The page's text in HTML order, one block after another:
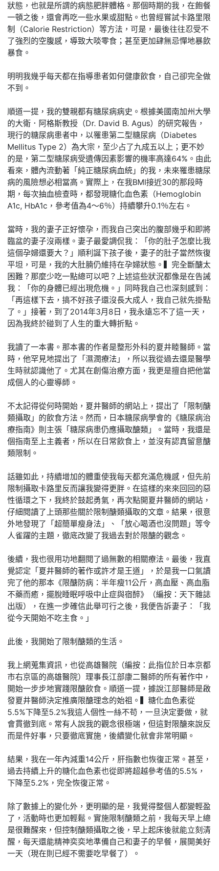
狀態，也就是所謂的病態肥胖體格。那個時期的我，在飽餐
一頓之後，還會再吃一些水果或甜點。也曾經嘗試卡路里限
制（Calorie Restriction）等方法，可是，最後往往忍受不
了強烈的空腹感，導致大啖零食；甚至更加肆無忌憚地暴飲
暴食。
明明我幾乎每天都在指導患者如何健康飲食，自己卻完全做
不到。
順道一提，我的雙親都有糖尿病病史。根據美國南加州大學
的大衛．阿格斯教授（Dr. David B. Agus）的研究報告，
現行的糖尿病患者中，以罹患第二型糖尿病（Diabetes
Mellitus Type 2）為大宗，至少占了九成五以上；更不妙
的是，第二型糖尿病受遺傳因素影響的機率高達64%。由此
看來，體內流動著「純正糖尿病血統」的我，未來罹患糖尿
病的風險想必相當高。實際上，在我BMI接近30的那段時
期，每次抽血檢查時，都發現糖化血色素（Hemoglobin
A1c, HbA1c，參考值為4～6％）持續攀升0.1％左右。
當時，我的妻子正好懷孕，而我自己突出的腹部幾乎和即將
臨盆的妻子沒兩樣。妻子最愛調侃我：「你的肚子怎麼比我
這個孕婦還要大？」順利誕下孩子後，妻子的肚子當然恢復
平坦，可是，我的大肚腩仍維持在孕婦狀態。▍完全斷醣太
困難？那麼少吃一點總可以吧？上述這些狀況都像是在告誡
我：「你的身體已經出現危機。」同時我自己也深刻感到：
「再這樣下去，搞不好孩子還沒長大成人，我自己就先掛點
了。」接著，到了2014年3月8日，我永遠忘不了這一天，
因為我終於碰到了人生的重大轉折點。
我讀了一本書。那本書的作者是整形外科的夏井睦醫師。當
時，他罕見地提出了「濕潤療法」，所以我從過去還是醫學
生時就認識他了。尤其在創傷治療方面，我更是擅自把他當
成個人的心靈導師。
不太記得從何時開始，夏井醫師的網站上，提出了「限制醣
類攝取」的飲食方法。然而，日本糖尿病學會的《糖尿病治
療指南》則主張「糖尿病患仍應攝取醣類」。當時，我還是
個指南至上主義者，所以在日常飲食上，並沒有認真留意醣
類限制。
話雖如此，持續增加的體重使我每天都充滿危機感，但先前
限制攝取卡路里反而讓我變得更胖。在這樣的來來回回的惡
性循環之下，我終於鼓起勇氣，再次點開夏井醫師的網站，
仔細閱讀了上頭那些關於限制醣類攝取的文章。結果，很意
外地發現了「超簡單瘦身法」、「放心喝酒也沒問題」等令
人雀躍的主題，徹底改變了我過去對於限醣的觀念。
後續，我也很用功地翻閱了過無數的相關療法。最後，我直
覺認定「夏井醫師的著作或許才是王道」，於是我一口氣讀
完了他的那本《限醣防病：半年瘦11公斤，高血壓、高血脂
不藥而癒，擺脫睡眠呼吸中止症與宿醉》（編按：天下雜誌
出版），在進一步確信此舉可行之後，我便告訴妻子：「我
從今天開始不吃主食。」
此後，我開始了限制醣類的生活。
我上網蒐集資訊，也從高雄醫院（編按：此指位於日本京都
市右京區的高雄醫院）理事長江部康二醫師的所有著作中，
開始一步步地實踐限醣飲食。順道一提，據說江部醫師是啟
發夏井醫師決定推廣限醣理念的始祖。▍糖化血色素從
5.5%下降至5.2%我這人個性一絲不苟，一旦決定要做，就
會貫徹到底。常有人說我的觀念很極端，但這對限醣來說反
而是件好事，只要徹底實施，後續變化就會非常明顯。
結果，我在一年內減重14公斤，肝指數也恢復正常。甚至，
過去持續上升的糖化血色素也從即將超越參考值的5.5%，
下降至5.2%，完全恢復正常。
除了數據上的變化外，更明顯的是，我覺得整個人都變輕盈
了，活動時也更加輕鬆。實施限制醣類之前，我每天早上總
是很難醒來，但控制醣類攝取之後，早上起床後就能立刻清
醒，每天還能精神奕奕地準備自己和妻子的早餐，展開美好
一天（現在則已經不需要吃早餐了）。